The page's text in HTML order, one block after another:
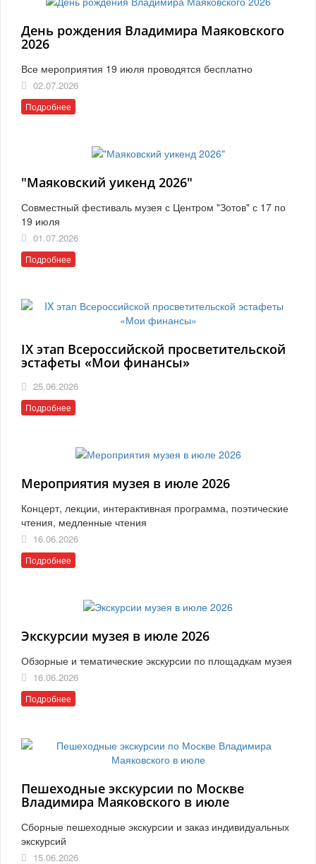
День рождения Владимира Маяковского
2026
Все мероприятия 19 июля проводятся бесплатно
02.07.2026
Подробнее
"Маяковский уикенд 2026"
Совместный фестиваль музея с Центром "Зотов" с 17 по
19 июля
01.07.2026
Подробнее
IX этап Всероссийской просветительской
эстафеты «Мои финансы»
25.06.2026
Подробнее
Мероприятия музея в июле 2026
Концерт, лекции, интерактивная программа, поэтические
чтения, медленные чтения
16.06.2026
Подробнее
Экскурсии музея в июле 2026
Обзорные и тематические экскурсии по площадкам музея
16.06.2026
Подробнее
Пешеходные экскурсии по Москве
Владимира Маяковского в июле
Сборные пешеходные экскурсии и заказ индивидуальных
экскурсий
15.06.2026